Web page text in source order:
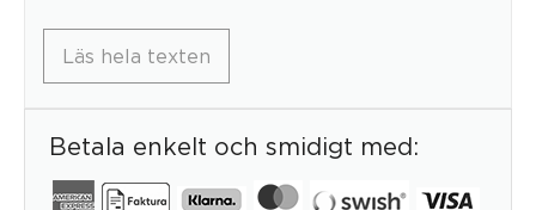
Läs hela texten
Betala enkelt och smidigt med: